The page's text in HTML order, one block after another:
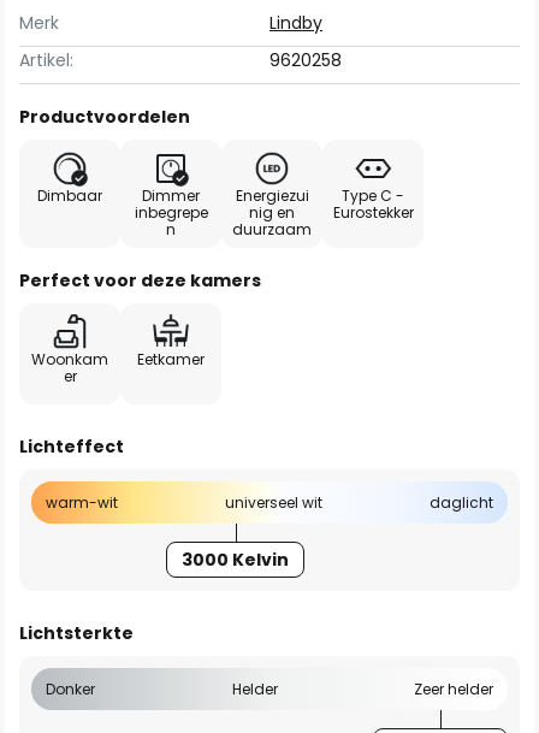
Merk
Lindby
Artikel:
9620258
Productvoordelen
Dimbaar
Dimmer
inbegrepe
n
Energiezui
nig en
duurzaam
Type C -
Eurostekker
Perfect voor deze kamers
Woonkam
er
Eetkamer
Lichteffect
warm-wit universeel wit daglicht
3000 Kelvin
Lichtsterkte
Donker Helder Zeer helder